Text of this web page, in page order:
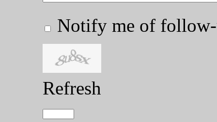
Notify me of follow-
Refresh